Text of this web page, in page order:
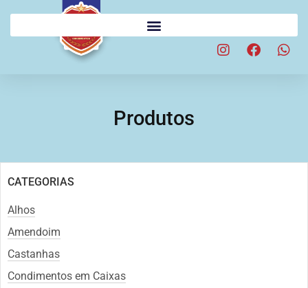
Produtos
CATEGORIAS
Alhos
Amendoim
Castanhas
Condimentos em Caixas